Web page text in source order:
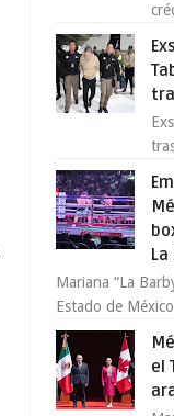
La
Mariana “La
Estado de
Supergallo La
el